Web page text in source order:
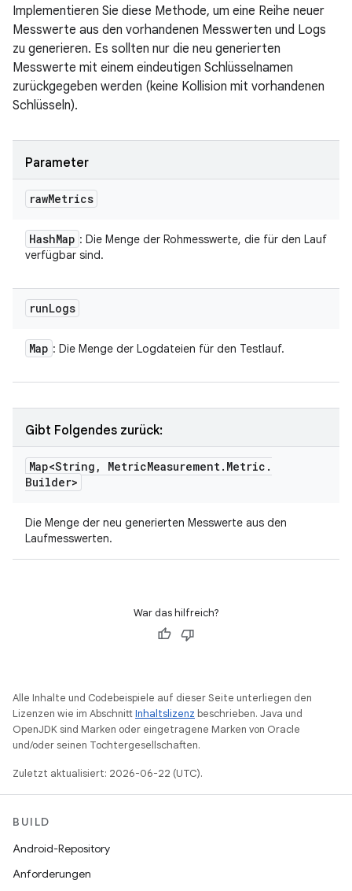
Implementieren Sie diese Methode, um eine Reihe neuer
Messwerte aus den vorhandenen Messwerten und Logs
zu generieren. Es sollten nur die neu generierten
Messwerte mit einem eindeutigen Schlüsselnamen
zurückgegeben werden (keine Kollision mit vorhandenen
Schlüsseln).
Parameter
rawMetrics
HashMap : Die Menge der Rohmesswerte, die für den Lauf
verfügbar sind.
runLogs
Map : Die Menge der Logdateien für den Testlauf.
Gibt Folgendes zurück:
Map<String , MetricMeasurement. Metric .
Builder>
Die Menge der neu generierten Messwerte aus den
Laufmesswerten.
War das hilfreich?
Alle Inhalte und Codebeispiele auf dieser Seite unterliegen den
Lizenzen wie im AbschnittInhaltslizenz beschrieben. Java und
OpenJDK sind Marken oder eingetragene Marken von Oracle
und/oder seinen Tochtergesellschaften.
Zuletzt aktualisiert: 2026-06-22 (UTC).
BUILD
Android-Repository
Anforderungen